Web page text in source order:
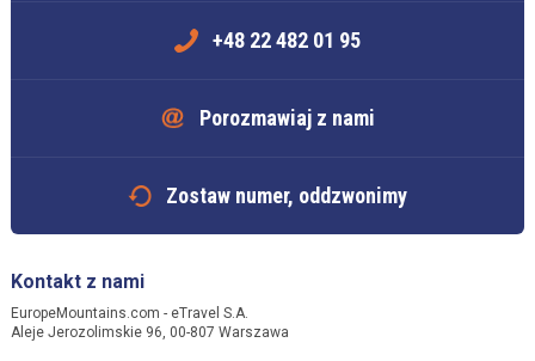
+48 22 482 01 95
Porozmawiaj z nami
Zostaw numer, oddzwonimy
Kontakt z nami
EuropeMountains.com - eTravel S.A.
Aleje Jerozolimskie 96, 00-807 Warszawa